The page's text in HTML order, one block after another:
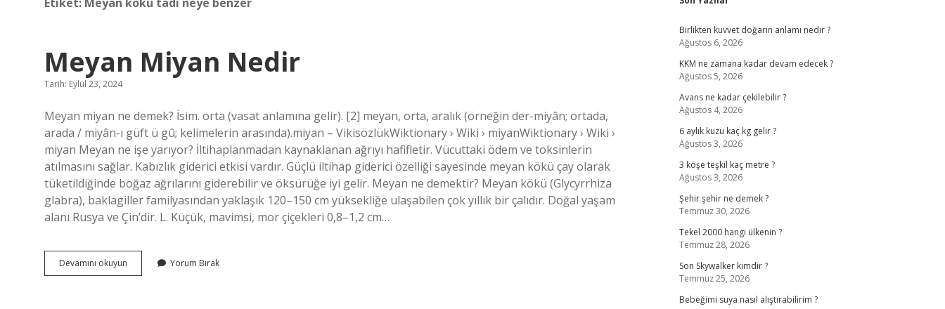
Meyan Miyan Nedir
Tarih: Eylül 23, 2024
Meyan miyan ne demek? İsim. orta (vasat anlamına gelir). [2] meyan, orta, aralık (örneğin der-miyân; ortada,
arada / miyân-ı güft ü gû; kelimelerin arasında).miyan – VikisözlükWiktionary › Wiki › miyanWiktionary › Wiki ›
miyan Meyan ne işe yarıyor? İltihaplanmadan kaynaklanan ağrıyı hafifletir. Vücuttaki ödem ve toksinlerin
atılmasını sağlar. Kabızlık giderici etkisi vardır. Güçlü iltihap giderici özelliği sayesinde meyan kökü çay olarak
tüketildiğinde boğaz ağrılarını giderebilir ve öksürüğe iyi gelir. Meyan ne demektir? Meyan kökü (Glycyrrhiza
glabra), baklagiller familyasından yaklaşık 120–150 cm yüksekliğe ulaşabilen çok yıllık bir çalıdır. Doğal yaşam
alanı Rusya ve Çin’dir. L. Küçük, mavimsi, mor çiçekleri 0,8–1,2 cm…
Devamını okuyun
Miyan
Yorum Bırak
Sidebar
Birlikten kuvvet doğarın anlamı nedir ?
Ağustos 6, 2026
KKM ne zamana kadar devam edecek ?
Ağustos 5, 2026
Avans ne kadar çekilebilir ?
Ağustos 4, 2026
6 aylık kuzu kaç kg gelir ?
Ağustos 3, 2026
3 köşe teşkil kaç metre ?
Ağustos 3, 2026
Şehir şehir ne demek ?
Temmuz 30, 2026
Tekel 2000 hangi ülkenin ?
Temmuz 28, 2026
Son Skywalker kimdir ?
Temmuz 25, 2026
Bebeğimi suya nasıl alıştırabilirim ?